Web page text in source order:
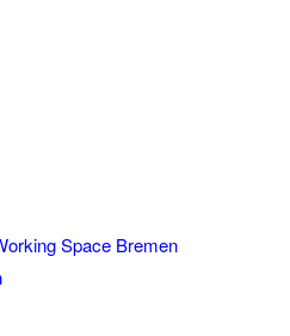
Space Bremen